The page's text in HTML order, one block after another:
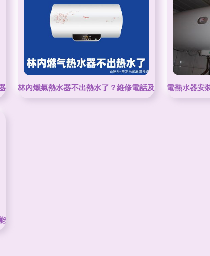
常見問題處理指南
林內燃氣熱水器不出熱水了？維修電話及原因排查指南
電熱水器安
這些原因在作怪